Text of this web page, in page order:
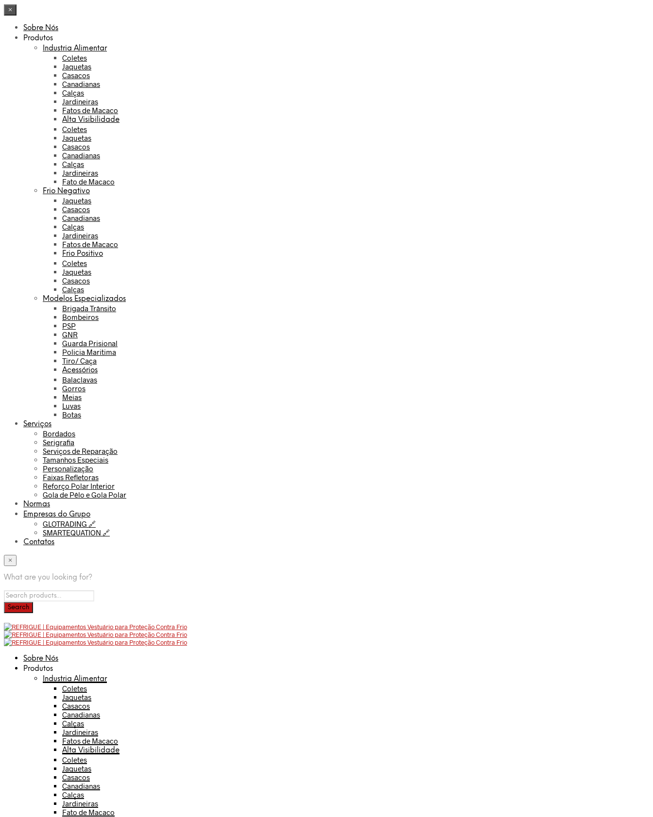
×
Sobre Nós
Produtos
Industria Alimentar
Coletes
Jaquetas
Casacos
Canadianas
Calças
Jardineiras
Fatos de Macaco
Alta Visibilidade
Coletes
Jaquetas
Casacos
Canadianas
Calças
Jardineiras
Fato de Macaco
Frio Negativo
Jaquetas
Casacos
Canadianas
Calças
Jardineiras
Fatos de Macaco
Frio Positivo
Coletes
Jaquetas
Casacos
Calças
Modelos Especializados
Brigada Trânsito
Bombeiros
PSP
GNR
Guarda Prisional
Policia Maritima
Tiro/ Caça
Acessórios
Balaclavas
Gorros
Meias
Luvas
Botas
Serviços
Bordados
Serigrafia
Serviços de Reparação
Tamanhos Especiais
Personalização
Faixas Refletoras
Reforço Polar Interior
Gola de Pêlo e Gola Polar
Normas
Empresas do Grupo
GLOTRADING 🔗
SMARTEQUATION 🔗
Contatos
×
What are you looking for?
Sobre Nós
Produtos
Industria Alimentar
Coletes
Jaquetas
Casacos
Canadianas
Calças
Jardineiras
Fatos de Macaco
Alta Visibilidade
Coletes
Jaquetas
Casacos
Canadianas
Calças
Jardineiras
Fato de Macaco